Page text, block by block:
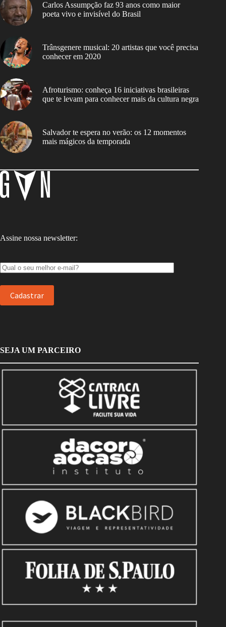
Carlos Assumpção faz 93 anos como maior
poeta vivo e invisível do Brasil
Trânsgenere musical: 20 artistas que você precisa
conhecer em 2020
Afroturismo: conheça 16 iniciativas brasileiras
que te levam para conhecer mais da cultura negra
Salvador te espera no verão: os 12 momentos
mais mágicos da temporada
Assine nossa newsletter:
SEJA UM PARCEIRO